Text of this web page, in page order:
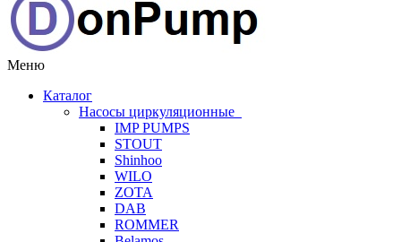
Меню
Каталог
Насосы циркуляционные
IMP PUMPS
STOUT
Shinhoo
WILO
ZOTA
DAB
ROMMER